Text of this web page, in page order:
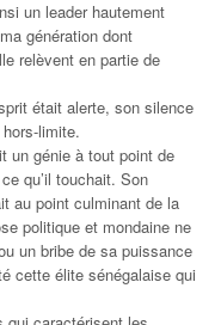
un leader hautement
génération dont
relèvent en partie de
était alerte, son silence
limite.
un génie à tout point de
qu’il touchait. Son
au point culminant de la
politique et mondaine ne
un bribe de sa puissance
cette élite sénégalaise qui